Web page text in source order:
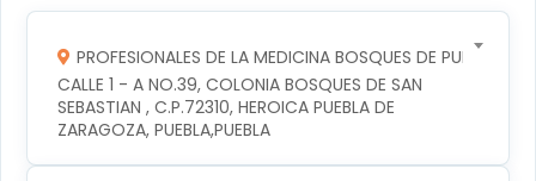
PROFESIONALES DE LA MEDICINA BOSQUES DE PUEBLA S
CALLE 1 - A NO.39, COLONIA BOSQUES DE SAN
SEBASTIAN , C.P.72310, HEROICA PUEBLA DE
ZARAGOZA, PUEBLA,PUEBLA